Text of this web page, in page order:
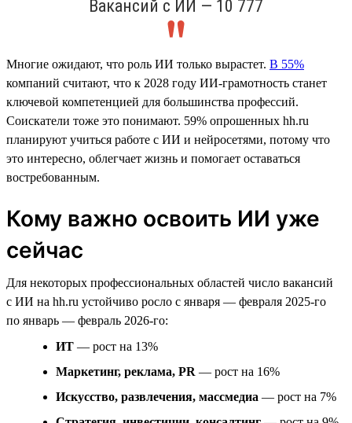
Вакансий с ИИ — 10 777
Многие ожидают, что роль ИИ только вырастет. В 55%
компаний считают, что к 2028 году ИИ-грамотность станет
ключевой компетенцией для большинства профессий.
Соискатели тоже это понимают. 59% опрошенных hh.ru
планируют учиться работе с ИИ и нейросетями, потому что
это интересно, облегчает жизнь и помогает оставаться
востребованным.
Кому важно освоить ИИ уже
сейчас
Для некоторых профессиональных областей число вакансий
с ИИ на hh.ru устойчиво росло с января — февраля 2025-го
по январь — февраль 2026-го:
ИТ — рост на 13%
Маркетинг, реклама, PR — рост на 16%
Искусство, развлечения, массмедиа — рост на 7%